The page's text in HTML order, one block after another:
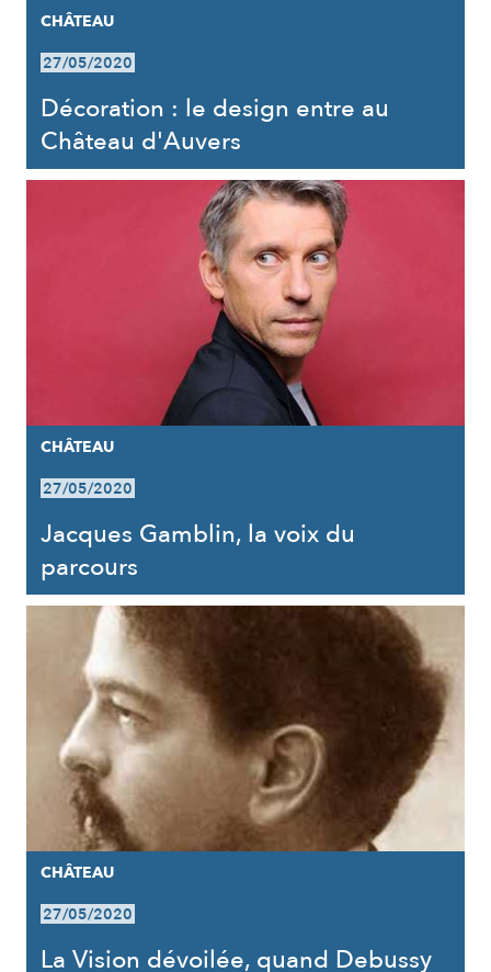
CHÂTEAU
27/05/2020
Décoration : le design entre au
Château d'Auvers
CHÂTEAU
27/05/2020
Jacques Gamblin, la voix du
parcours
CHÂTEAU
27/05/2020
La Vision dévoilée, quand Debussy